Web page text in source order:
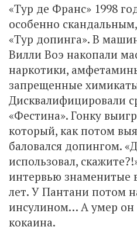
«Тур де Франс» 1998
особенно
«Тур допинга». В
Вилли Воэ накопали
наркотики,
запрещенные
Дисквалифицировали
«Фестина». Гонку
который, как потом
баловался допингом.
использовал,
интервью знаменитые
лет. У Пантани потом
инсулином… А умер он
кокаина.